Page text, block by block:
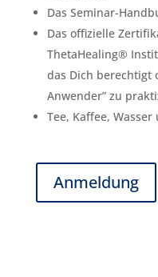
Das Seminar-
Das offizielle
ThetaHealing®
das Dich berechtigt
Anwender” zu
Tee, Kaffee, Wasser
Anmeldung